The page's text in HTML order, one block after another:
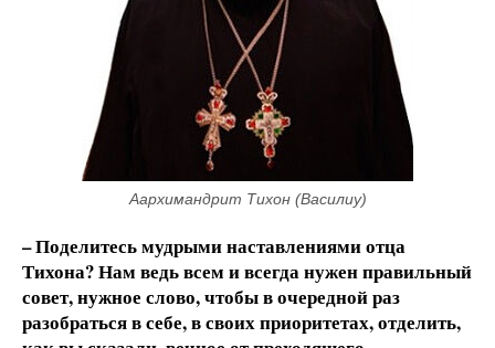
Аархимандрит Тихон (Василиу)
– Поделитесь мудрыми наставлениями отца
Тихона? Нам ведь всем и всегда нужен правильный
совет, нужное слово, чтобы в очередной раз
разобраться в себе, в своих приоритетах, отделить,